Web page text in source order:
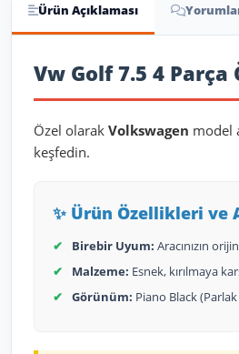
Ürün Açıklaması
Ürün Açıklaması
Vw Golf 7.5 4 Parça
Özel olarak Volkswagen model
keşfedin.
✨ Ürün Özellikleri ve
✔ Birebir Uyum: Aracınızın
✔
Malzeme: Esnek, kırılmaya
✔
Görünüm: Piano Black